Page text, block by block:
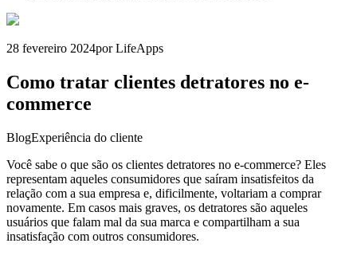
28 fevereiro 2024por LifeApps
Como tratar clientes detratores no e-
commerce
BlogExperiência do cliente
Você sabe o que são os clientes detratores no e-commerce? Eles
representam aqueles consumidores que saíram insatisfeitos da
relação com a sua empresa e, dificilmente, voltariam a comprar
novamente. Em casos mais graves, os detratores são aqueles
usuários que falam mal da sua marca e compartilham a sua
insatisfação com outros consumidores.